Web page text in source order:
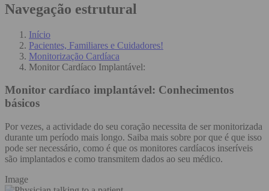
Navegação estrutural
Início
Pacientes, Familiares e Cuidadores!
Monitorização Cardíaca
Monitor Cardíaco Implantável:
Monitor cardíaco implantável: Conhecimentos
básicos
Por vezes, a actividade do seu coração necessita de ser monitorizada
durante um período mais longo. Saiba mais sobre por que é que isso
pode ser necessário, como é que os monitores cardíacos inseríveis
são implantados e como transmitem dados ao seu médico.
Image